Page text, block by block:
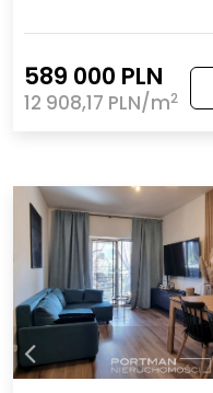
589 000 PLN
12 908,17 PLN/m2